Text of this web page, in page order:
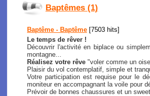
Baptêmes (1)
Baptême - Baptême [7503 hits]
Le temps de rêver !
Découvrir l'activité en biplace ou
montagne...
Réalisez votre rêve "voler comme un
Plaisir du vol contemplatif, simple et
Votre participation est requise pour le
moniteur en accompagnant la voile pour
Prévoir de bonnes chaussures et un